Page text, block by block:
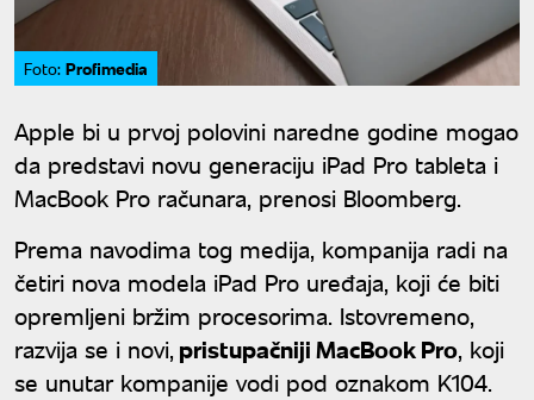
Foto: Profimedia
Apple bi u prvoj polovini naredne godine mogao
da predstavi novu generaciju iPad Pro tableta i
MacBook Pro računara, prenosi Bloomberg.
Prema navodima tog medija, kompanija radi na
četiri nova modela iPad Pro uređaja, koji će biti
opremljeni bržim procesorima. Istovremeno,
razvija se i novi, pristupačniji MacBook Pro, koji
se unutar kompanije vodi pod oznakom K104.